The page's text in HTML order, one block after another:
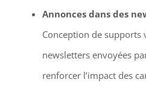
Annonces dans des
Conception de supports
newsletters envoyées
renforcer l’impact des